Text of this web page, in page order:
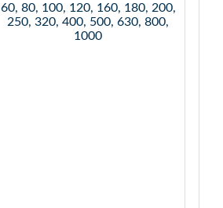
60, 80, 100, 120, 160, 180, 200,
250, 320, 400, 500, 630, 800,
1000